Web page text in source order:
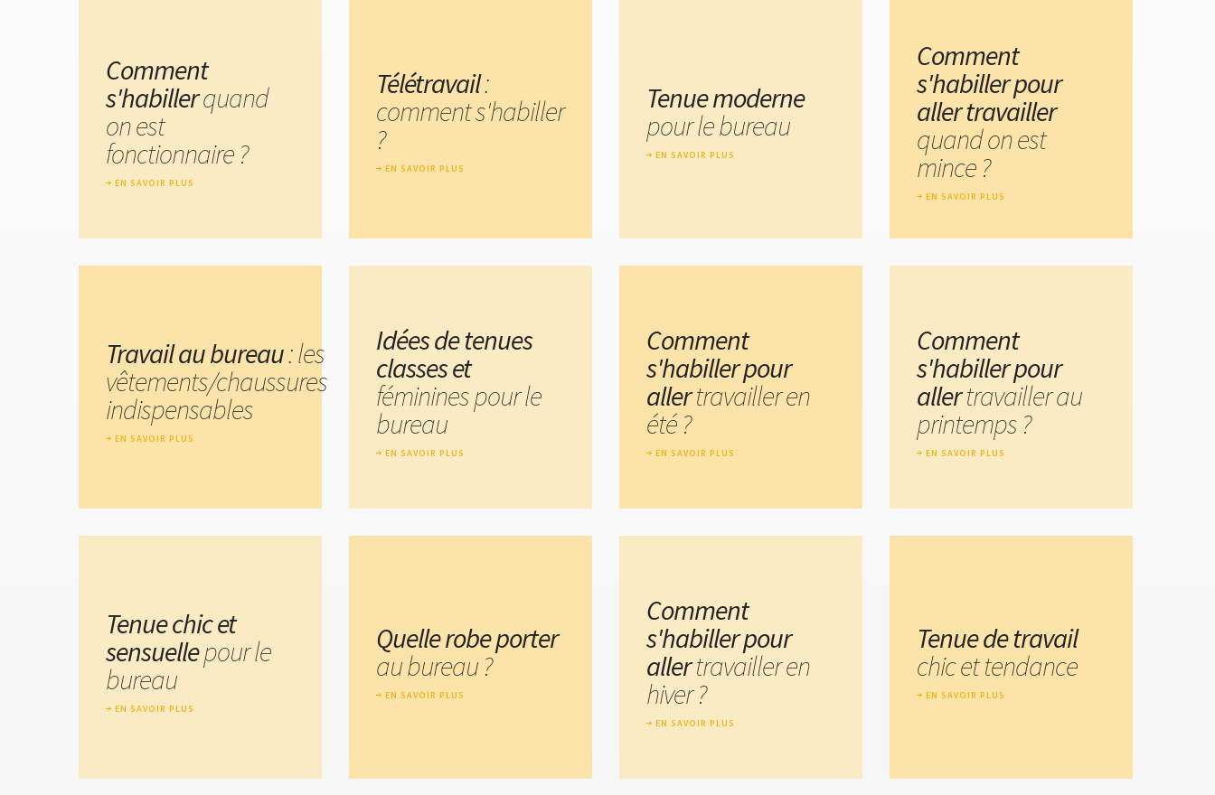
Comment
s'habillerquand
on est
fonctionnaire ?
EN SAVOIR PLUS
Télétravail:
comment s'habiller
?
EN SAVOIR PLUS
Tenue moderne
pour le bureau
EN SAVOIR PLUS
Comment
s'habiller pour
aller travailler
quand on est
mince ?
EN SAVOIR PLUS
Travail au bureau: les
vêtements/chaussures
indispensables
EN SAVOIR PLUS
Idées de tenues
classes et
féminines pour le
bureau
EN SAVOIR PLUS
Comment
s'habiller pour
allertravailler en
été ?
EN SAVOIR PLUS
Comment
s'habiller pour
allertravailler au
printemps ?
EN SAVOIR PLUS
Tenue chic et
sensuellepour le
bureau
EN SAVOIR PLUS
Quelle robe porter
au bureau ?
EN SAVOIR PLUS
Comment
s'habiller pour
allertravailler en
hiver ?
EN SAVOIR PLUS
Tenue de travail
chic et tendance
EN SAVOIR PLUS